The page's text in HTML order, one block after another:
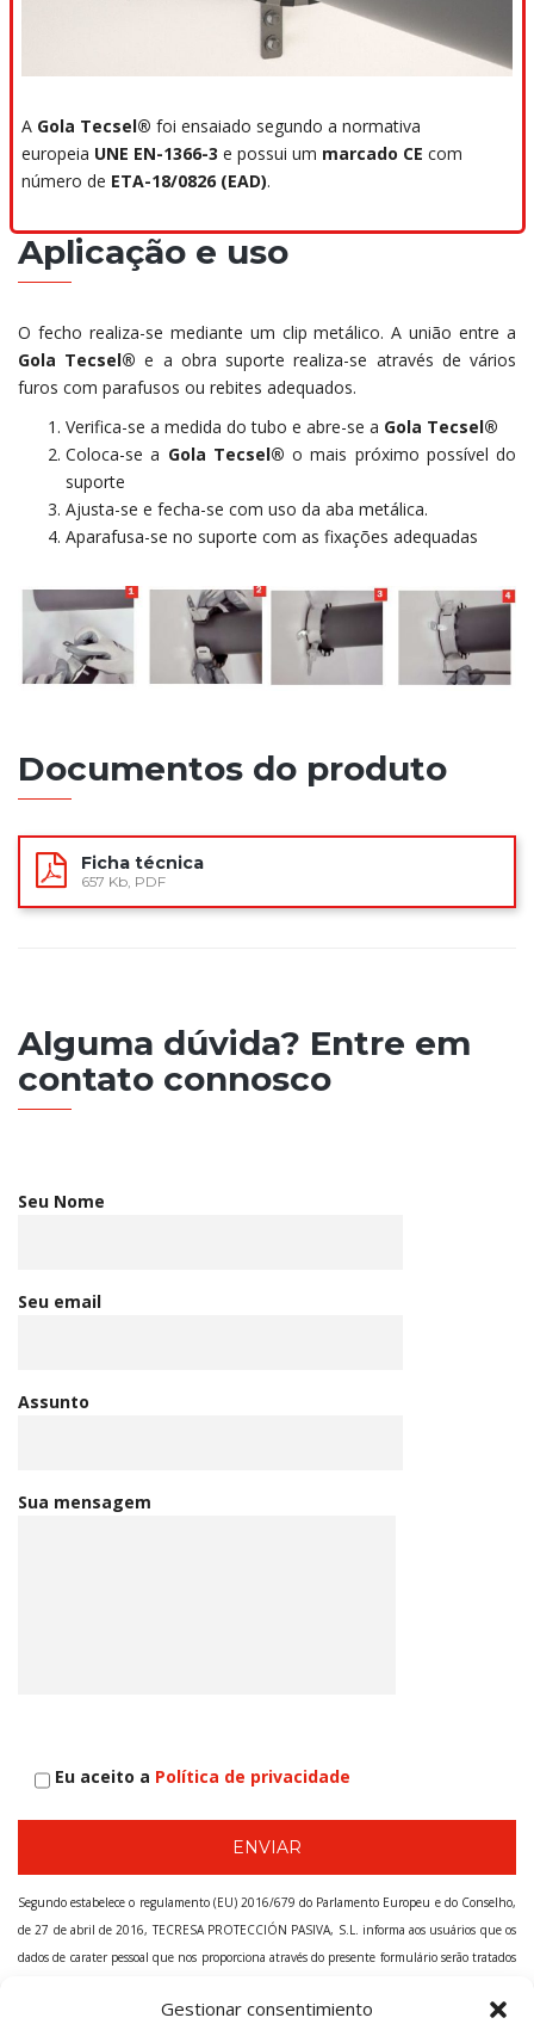
Gestionar consentimiento
A Gola Tecsel® foi ensaiado segundo a normativa
europeia UNE EN-1366-3 e possui um marcado CE com
número de ETA-18/0826 (EAD).
Aplicação e uso
O fecho realiza-se mediante um clip metálico. A união entre a
Gola Tecsel®e a obra suporte realiza-se através de vários
furos com parafusos ou rebites adequados.
Verifica-se a medida do tubo e abre-se a Gola Tecsel®
Coloca-se a Gola Tecsel® o mais próximo possível do
suporte
Ajusta-se e fecha-se com uso da aba metálica.
Aparafusa-se no suporte com as fixações adequadas
Documentos do produto
Ficha técnica
657 Kb, PDF
Alguma dúvida? Entre em
contato connosco
Seu Nome
Seu email
Assunto
Sua mensagem
Eu aceito a Política de privacidade
Segundo estabelece o regulamento (EU) 2016/679 do Parlamento Europeu e do Conselho,
de 27 de abril de 2016, TECRESA PROTECCIÓN PASIVA, S.L. informa aos usuários que os
dados de carater pessoal que nos proporciona através do presente formulário serão tratados
dos dados pessoais que solicitamos é para poder registá-lo como usuário dos nossos serviços